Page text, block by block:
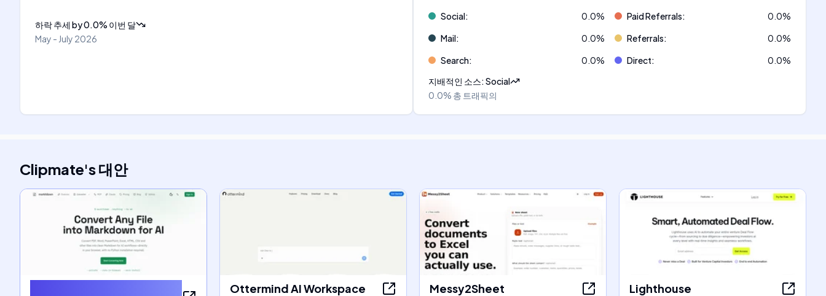
하락 추세 by0.0% 이번 달
May - July 2026
Social: 0.0% Paid Referrals: 0.0%
Mail: 0.0% Referrals: 0.0%
Search: 0.0% Direct: 0.0%
지배적인 소스:Social
0.0% 총 트래픽의
Clipmate's대안
Ottermind AI Workspace Messy2Sheet Lighthouse